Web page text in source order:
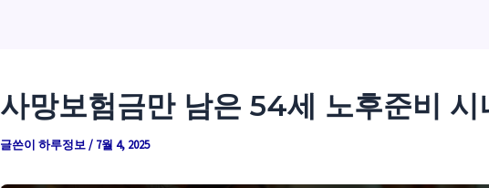
사망보험금만 남은 54세 노후준비 시
글쓴이 하루정보/ 7월 4, 2025